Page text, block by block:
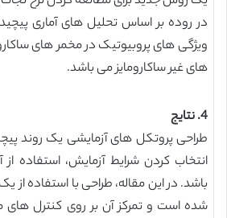
در روده بر اساس تحلیل های آماری
ویژگی های پروبیوتیک در مخمر های
های غیر ساکارومایز می باشد.
4. نتایج
طراحی پروتکل های آزمایشی یک روند
انتخاب کردن شرایط آزمایش، استفاده
باشد. در این مقاله، طراحی با استفاده از
شده است و تمرکز آن بر روی کنترل های